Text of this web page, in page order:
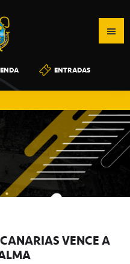
ENTRADAS
VENCE A